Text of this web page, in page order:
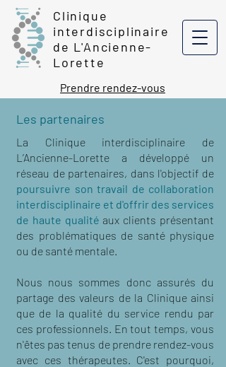
Clinique
interdisciplinaire
de L'Ancienne-
Lorette
Prendre rendez-vous
Les partenaires
La Clinique interdisciplinaire de
L’Ancienne-Lorette a développé un
réseau de partenaires, dans l'objectif de
poursuivre son travail de collaboration
interdisciplinaire et d'offrir des services
de haute qualité aux clients présentant
des problématiques de santé physique
ou de santé mentale.
Nous nous sommes donc assurés du
partage des valeurs de la Clinique ainsi
que de la qualité du service rendu par
ces professionnels. En tout temps, vous
n'êtes pas tenus de prendre rendez-vous
avec ces thérapeutes. C'est pourquoi,